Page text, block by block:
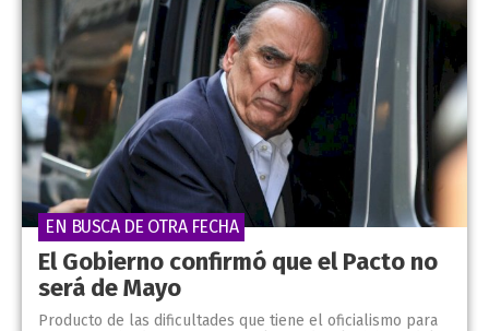
El Gobierno confirmó que el Pacto no
será de Mayo
Producto de las dificultades que tiene el oficialismo para
EN BUSCA DE OTRA FECHA